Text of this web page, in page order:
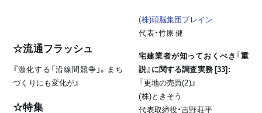
☆流通フラッシュ
『激化する「沿線間競争」。まち
づくりにも変化が』
☆特集
(株)頭脳集団ブレイン
代表・竹原 健
宅建業者が知っておくべき『重
説』に関する調査実務 [33]:
『更地の売買(2)』
(株)ときそう
代表取締役・吉野荘平